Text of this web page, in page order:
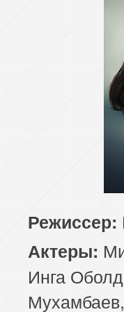
Режиссер:
Актеры:
Инга